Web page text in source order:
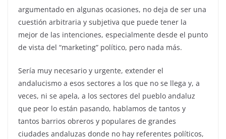
argumentado en algunas ocasiones, no deja de ser una
cuestión arbitraria y subjetiva que puede tener la
mejor de las intenciones, especialmente desde el punto
de vista del “marketing” político, pero nada más.
Sería muy necesario y urgente, extender el
andalucismo a esos sectores a los que no se llega y, a
veces, ni se apela, a los sectores del pueblo andaluz
que peor lo están pasando, hablamos de tantos y
tantos barrios obreros y populares de grandes
ciudades andaluzas donde no hay referentes políticos,